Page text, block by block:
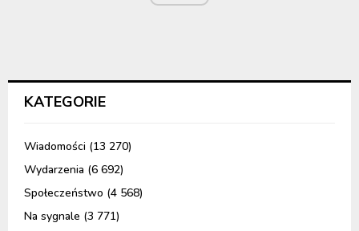
KATEGORIE
Wiadomości (13 270)
Wydarzenia (6 692)
Społeczeństwo (4 568)
Na sygnale (3 771)